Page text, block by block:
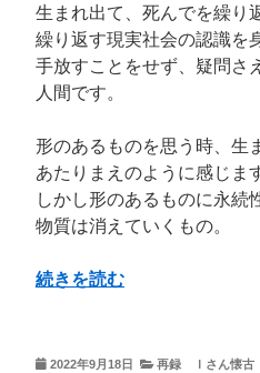
生まれ出て、死んでを繰り
繰り返す現実社会の認識を
手放すことをせず、疑問さ
人間です。
形のあるものを思う時、生
あたりまえのように感じま
しかし形のあるものに永続
物質は消えていくもの。
“再
さ
続きを読む
投2022年9月18日 再録 Ｉさん懐古